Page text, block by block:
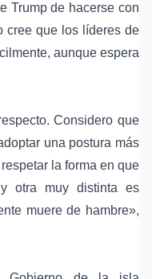
Trump de hacerse con
cree que los líderes de
aunque espera
Considero que
una postura más
la forma en que
otra muy distinta es
muere de hambre»,